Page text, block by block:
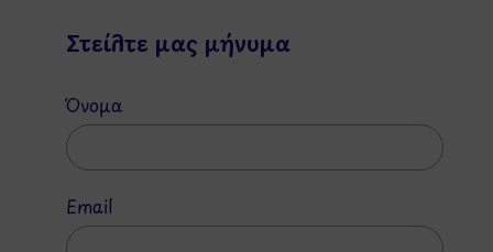
Στείλτε μας μήνυμα
Όνομα
Email